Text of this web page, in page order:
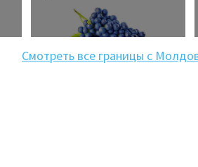
Смотреть все границы с